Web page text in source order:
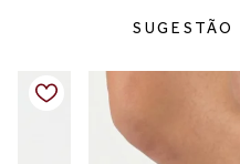
Detalhes do produto:
Palmilha: macia e confortável
Solado: borracha com base
Bico: arredondado
Diferenciais: design chunky,
SUGESTÃO